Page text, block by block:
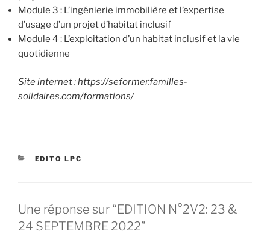
Module 3 : L’ingénierie immobilière et l’expertise
d’usage d’un projet d’habitat inclusif
Module 4 : L’exploitation d’un habitat inclusif et la vie
quotidienne
Site internet : https://seformer.familles-
solidaires.com/formations/
CATÉGORIES
EDITO LPC
Une réponse sur “EDITION N°2V2: 23 &
24 SEPTEMBRE 2022”